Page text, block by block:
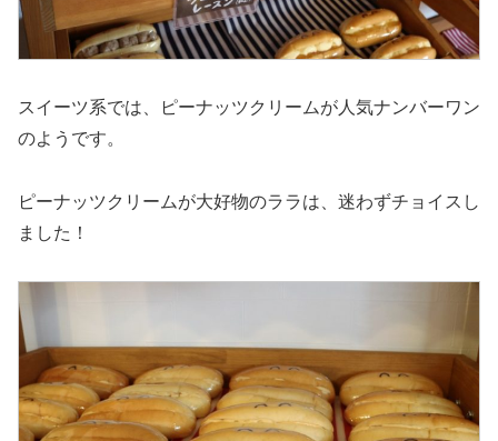
スイーツ系では、ピーナッツクリームが人気ナンバーワン
のようです。
ピーナッツクリームが大好物のララは、迷わずチョイスし
ました！